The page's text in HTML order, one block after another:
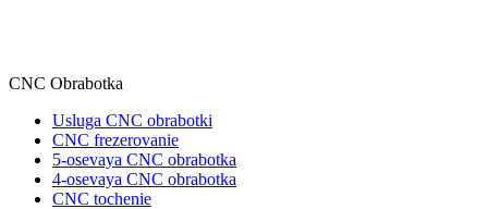
CNC Obrabotka
Usluga CNC obrabotki
CNC frezerovanie
5-osevaya CNC obrabotka
4-osevaya CNC obrabotka
CNC tochenie